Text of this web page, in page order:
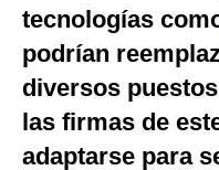
Tecnología
Club del Suscriptor
G de Gestión
tecnologías
podrían
diversos
las firmas de
adaptarse para